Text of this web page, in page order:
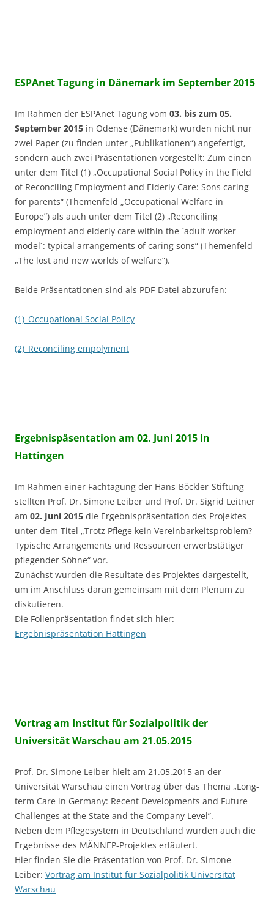
ESPAnet Tagung in Dänemark im September 2015
Im Rahmen der ESPAnet Tagung vom 03. bis zum 05.
September 2015 in Odense (Dänemark) wurden nicht nur
zwei Paper (zu finden unter „Publikationen“) angefertigt,
sondern auch zwei Präsentationen vorgestellt: Zum einen
unter dem Titel (1) „Occupational Social Policy in the Field
of Reconciling Employment and Elderly Care: Sons caring
for parents“ (Themenfeld „Occupational Welfare in
Europe”) als auch unter dem Titel (2) „Reconciling
employment and elderly care within the ´adult worker
model´: typical arrangements of caring sons“ (Themenfeld
„The lost and new worlds of welfare”).
Beide Präsentationen sind als PDF-Datei abzurufen:
(1)_Occupational Social Policy
(2)_Reconciling empolyment
Ergebnispäsentation am 02. Juni 2015 in
Hattingen
Im Rahmen einer Fachtagung der Hans-Böckler-Stiftung
stellten Prof. Dr. Simone Leiber und Prof. Dr. Sigrid Leitner
am 02. Juni 2015 die Ergebnispräsentation des Projektes
unter dem Titel „Trotz Pflege kein Vereinbarkeitsproblem?
Typische Arrangements und Ressourcen erwerbstätiger
pflegender Söhne“ vor.
Zunächst wurden die Resultate des Projektes dargestellt,
um im Anschluss daran gemeinsam mit dem Plenum zu
diskutieren.
Die Folienpräsentation findet sich hier:
Ergebnispräsentation Hattingen
Vortrag am Institut für Sozialpolitik der
Universität Warschau am 21.05.2015
Prof. Dr. Simone Leiber hielt am 21.05.2015 an der
Universität Warschau einen Vortrag über das Thema „Long-
term Care in Germany: Recent Developments and Future
Challenges at the State and the Company Level”.
Neben dem Pflegesystem in Deutschland wurden auch die
Ergebnisse des MÄNNEP-Projektes erläutert.
Hier finden Sie die Präsentation von Prof. Dr. Simone
Leiber: Vortrag am Institut für Sozialpolitik Universität
Warschau